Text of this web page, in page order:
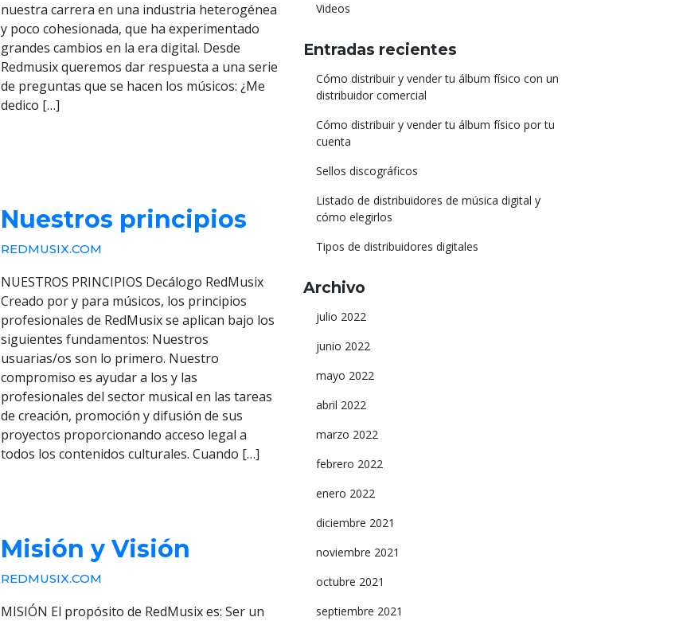
nuestra carrera en una industria heterogénea
y poco cohesionada, que ha experimentado
grandes cambios en la era digital. Desde
Redmusix queremos dar respuesta a una serie
de preguntas que se hacen los músicos: ¿Me
dedico […]
Nuestros principios
REDMUSIX.COM
NUESTROS PRINCIPIOS Decálogo RedMusix
Creado por y para músicos, los principios
profesionales de RedMusix se aplican bajo los
siguientes fundamentos: Nuestros
usuarias/os son lo primero. Nuestro
compromiso es ayudar a los y las
profesionales del sector musical en las tareas
de creación, promoción y difusión de sus
proyectos proporcionando acceso legal a
todos los contenidos culturales. Cuando […]
Misión y Visión
REDMUSIX.COM
MISIÓN El propósito de RedMusix es: Ser un
Videos
Entradas recientes
Cómo distribuir y vender tu álbum físico con un
distribuidor comercial
Cómo distribuir y vender tu álbum físico por tu
cuenta
Sellos discográficos
Listado de distribuidores de música digital y
cómo elegirlos
Tipos de distribuidores digitales
Archivo
julio 2022
junio 2022
mayo 2022
abril 2022
marzo 2022
febrero 2022
enero 2022
diciembre 2021
noviembre 2021
octubre 2021
septiembre 2021